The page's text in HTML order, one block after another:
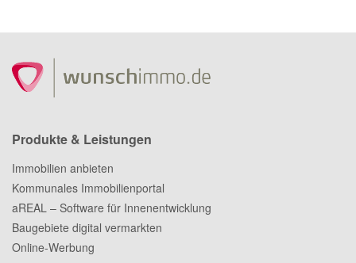
Produkte & Leistungen
Immobilien anbieten
Kommunales Immobilienportal
aREAL – Software für Innenentwicklung
Baugebiete digital vermarkten
Online-Werbung